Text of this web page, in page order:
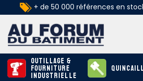
+ de 50 000 références en
Outillage &
Fourniture
industrielle